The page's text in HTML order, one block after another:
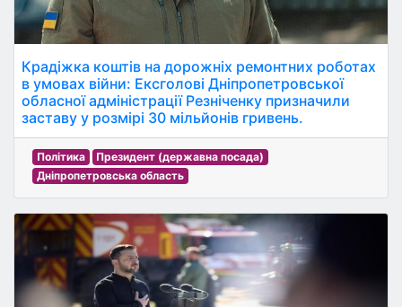
Крадіжка коштів на дорожніх ремонтних роботах
в умовах війни: Ексголові Дніпропетровської
обласної адміністрації Резніченку призначили
заставу у розмірі 30 мільйонів гривень.
Політика
Президент (державна посада)
Дніпропетровська область